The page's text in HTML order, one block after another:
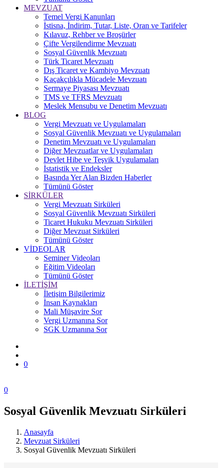
MEVZUAT
Temel Vergi Kanunları
İstisna, İndirim, Tutar, Liste, Oran ve Tarifeler
Kılavuz, Rehber ve Broşürler
Çifte Vergilendirme Mevzuatı
Sosyal Güvenlik Mevzuatı
Türk Ticaret Mevzuatı
Dış Ticaret ve Kambiyo Mevzuatı
Kaçakçılıkla Mücadele Mevzuatı
Sermaye Piyasası Mevzuatı
TMS ve TFRS Mevzuatı
Meslek Mensubu ve Denetim Mevzuatı
BLOG
Vergi Mevzuatı ve Uygulamaları
Sosyal Güvenlik Mevzuatı ve Uygulamaları
Denetim Mevzuatı ve Uygulamaları
Diğer Mevzuatlar ve Uygulamaları
Devlet Hibe ve Teşvik Uygulamaları
İstatistik ve Endeksler
Basında Yer Alan Bizden Haberler
Tümünü Göster
SİRKÜLER
Vergi Mevzuatı Sirküleri
Sosyal Güvenlik Mevzuatı Sirküleri
Ticaret Hukuku Mevzuatı Sirküleri
Diğer Mevzuat Sirküleri
Tümünü Göster
VİDEOLAR
Seminer Videoları
Eğitim Videoları
Tümünü Göster
İLETİŞİM
İletişim Bilgilerimiz
İnsan Kaynakları
Mali Müşavire Sor
Vergi Uzmanına Sor
SGK Uzmanına Sor
0
0
Zonguldak
Ereğli
Mali
Sosyal Güvenlik Mevzuatı Sirküleri
Anasayfa
Mevzuat Sirküleri
Sosyal Güvenlik Mevzuatı Sirküleri